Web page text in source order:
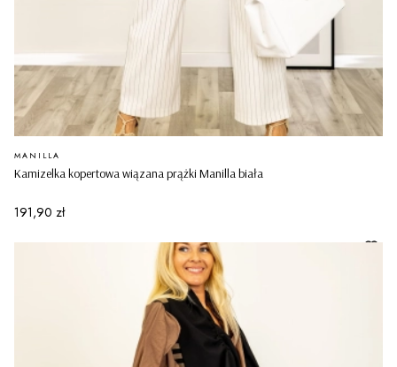
Kamizelka kopertowa wiązana prążki Manilla biała
PRODUCENT
MANILLA
Cena
191,90 zł